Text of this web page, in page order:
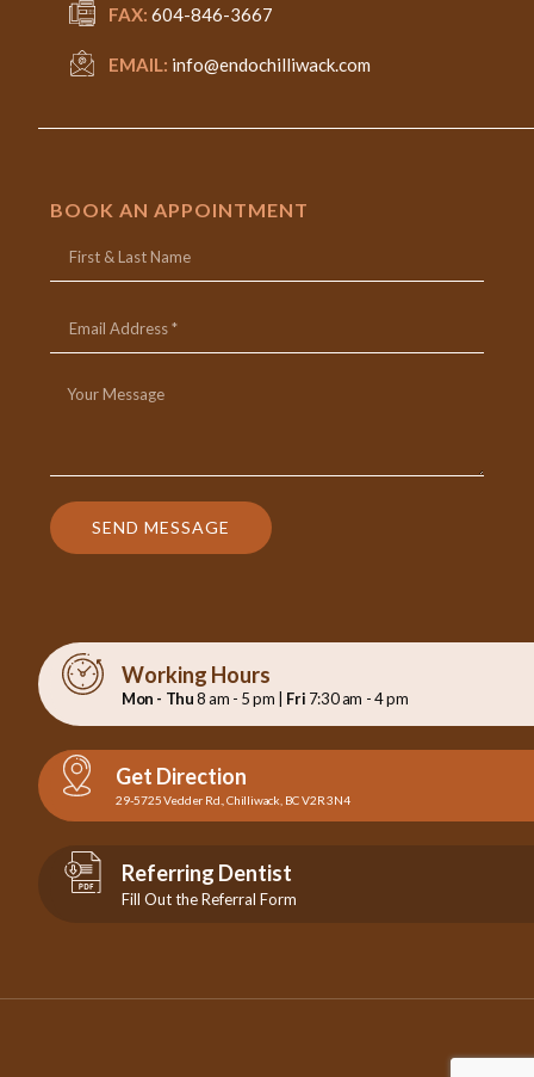
FAX: 604-846-3667
EMAIL: info@endochilliwack.com
BOOK AN APPOINTMENT
SEND MESSAGE
Working Hours
Mon - Thu8 am - 5 pm | Fri 7:30 am - 4 pm
Get Direction
29-5725 Vedder Rd., Chilliwack, BC V2R 3N4
Referring Dentist
Fill Out the Referral Form